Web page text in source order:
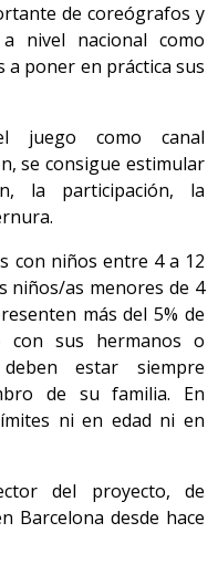
de coreógrafos y
nivel nacional como
a poner en práctica sus
juego como canal
se consigue estimular
la participación, la
con niños entre 4 a 12
niños/as menores de 4
más del 5% de
con sus hermanos o
estar siempre
de su familia. En
ni en edad ni en
del proyecto, de
Barcelona desde hace